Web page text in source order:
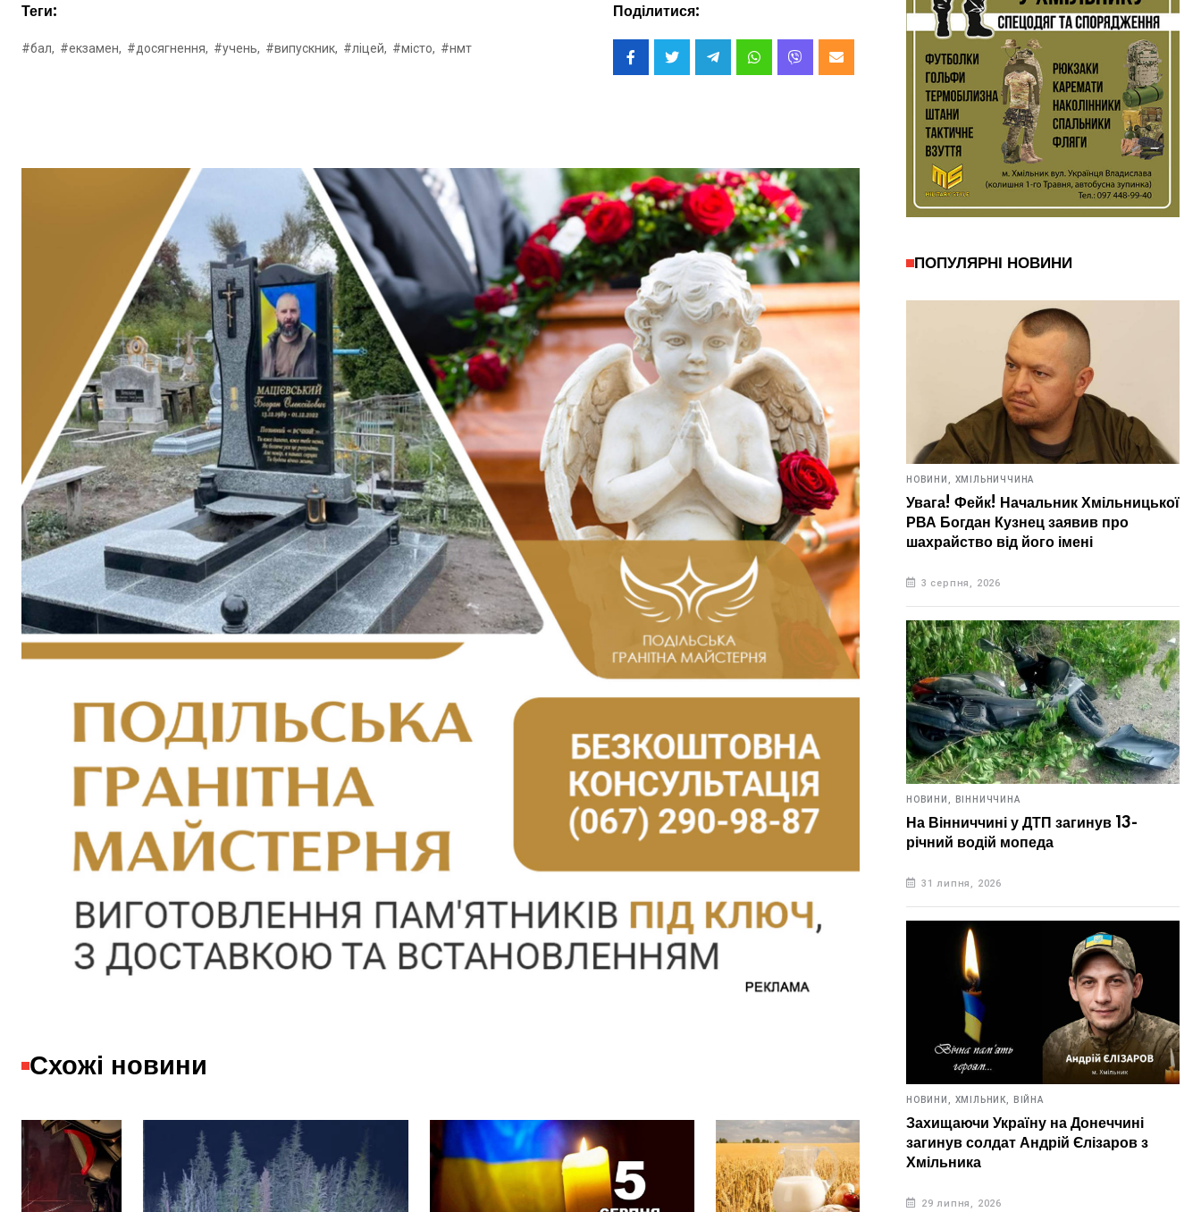
Теги:
#бал, #екзамен, #досягнення, #учень, #випускник, #ліцей, #місто, #нмт
Поділитися:
Схожі новини
ПОПУЛЯРНІ НОВИНИ
НОВИНИ, ХМІЛЬНИЧЧИНА
Увага! Фейк! Начальник Хмільницької
РВА Богдан Кузнец заявив про
шахрайство від його імені
3 серпня, 2026
НОВИНИ, ВІННИЧЧИНА
На Вінниччині у ДТП загинув 13-
річний водій мопеда
31 липня, 2026
НОВИНИ, ХМІЛЬНИК, ВІЙНА
Захищаючи Україну на Донеччині
загинув солдат Андрій Єлізаров з
Хмільника
29 липня, 2026